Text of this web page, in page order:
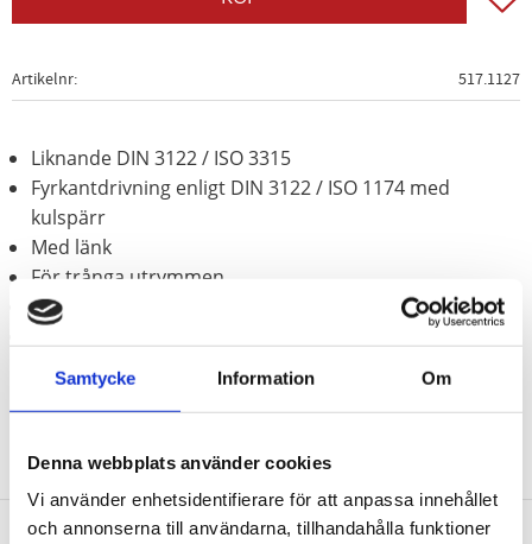
Samtycke Information Om
Denna webbplats använder cookies
Vi använder enhetsidentifierare för att anpassa innehållet
och annonserna till användarna, tillhandahålla funktioner
Artikelnr 517.1127
Liknande DIN 3122 / ISO 3315
Fyrkantdrivning enligt DIN 3122 / ISO 1174 med
kulspärr
Med länk
För trånga utrymmen
Matt satinerat